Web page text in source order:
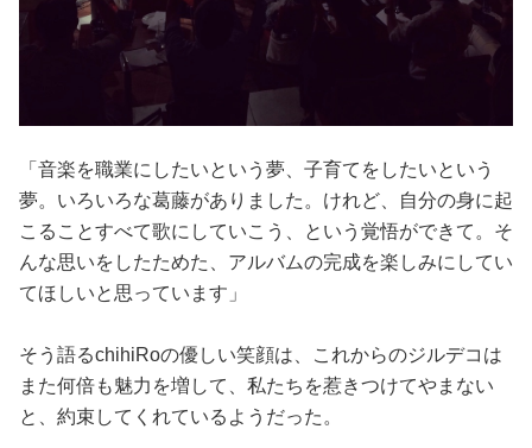
「音楽を職業にしたいという夢、子育てをしたいという
夢。いろいろな葛藤がありました。けれど、自分の身に起
こることすべて歌にしていこう、という覚悟ができて。そ
んな思いをしたためた、アルバムの完成を楽しみにしてい
てほしいと思っています」
そう語るchihiRoの優しい笑顔は、これからのジルデコは
また何倍も魅力を増して、私たちを惹きつけてやまない
と、約束してくれているようだった。